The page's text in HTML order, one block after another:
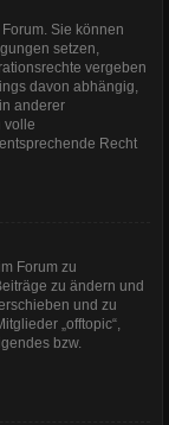
Sie können
setzen,
vergeben
davon abhängig,
anderer
volle
Recht
Forum zu
zu ändern und
und zu
„offtopic“,
bzw.